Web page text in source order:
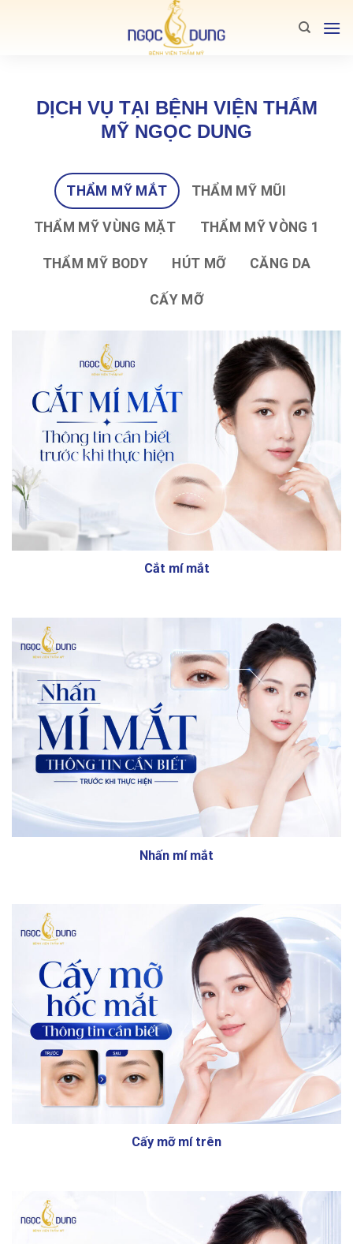
DỊCH VỤ TẠI BỆNH VIỆN THẨM
MỸ NGỌC DUNG
THẨM MỸ MẮT THẨM MỸ MŨI
THẨM MỸ VÙNG MẶT THẨM MỸ VÒNG 1
THẨM MỸ BODY HÚT MỠ CĂNG DA
CẤY MỠ
Cắt mí mắt
Nhấn mí mắt
Cấy mỡ mí trên